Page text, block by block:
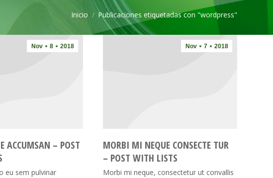
Estás aquí:
Inicio Publicaciones etiquetadas con "wordpress"
Nov 8 2018
ACCUMSAN – POST
eu sem pulvinar
Nov 7 2018
MORBI MI NEQUE CONSECTE TUR
– POST WITH LISTS
Morbi mi neque, consectetur ut convallis